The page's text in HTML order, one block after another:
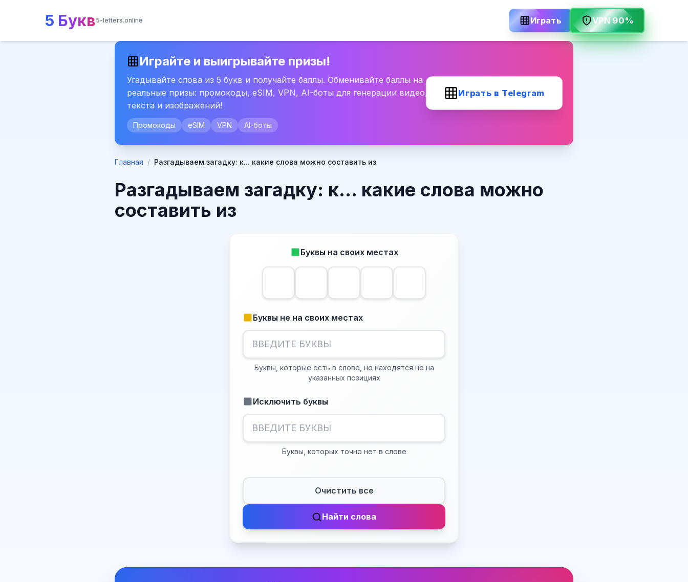
5 Букв5-letters.online Играть VPN 90%
Играйте и выигрывайте призы!
Угадывайте слова из 5 букв и получайте баллы. Обменивайте баллы на
реальные призы: промокоды, eSIM, VPN, AI-боты для генерации видео,
текста и изображений!
Промокоды eSIM VPN AI-боты
Играть в Telegram
Главная / Разгадываем загадку: к... какие слова можно составить из
Разгадываем загадку: к... какие слова можно
составить из
Буквы на своих местах
Буквы не на своих местах
Буквы, которые есть в слове, но находятся не на
указанных позициях
Исключить буквы
Буквы, которых точно нет в слове
Очистить все
Найти слова